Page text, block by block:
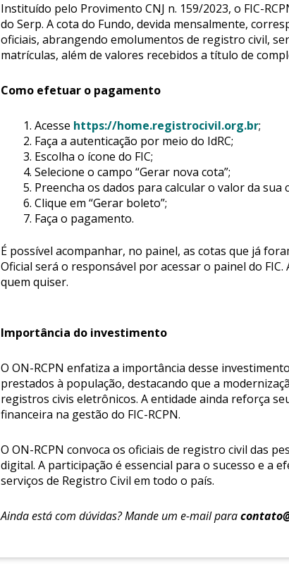
Instituído pelo Provimento CNJ n. 159/2023, o FIC-
do Serp. A cota do Fundo, devida mensalmente,
oficiais, abrangendo emolumentos de registro civil,
matrículas, além de valores recebidos a título de
Como efetuar o pagamento
Acesse https://home.registrocivil.org.br;
Faça a autenticação por meio do IdRC;
Escolha o ícone do FIC;
Selecione o campo “Gerar nova cota”;
Preencha os dados para calcular o valor da sua
Clique em “Gerar boleto”;
Faça o pagamento.
É possível acompanhar, no painel, as cotas que já
Oficial será o responsável por acessar o painel do
quem quiser.
Importância do investimento
O ON-RCPN enfatiza a importância desse
prestados à população, destacando que a
registros civis eletrônicos. A entidade ainda reforça
financeira na gestão do FIC-RCPN.
O ON-RCPN convoca os oficiais de registro civil das
digital. A participação é essencial para o sucesso e a
serviços de Registro Civil em todo o país.
Ainda está com dúvidas? Mande um e-mail para